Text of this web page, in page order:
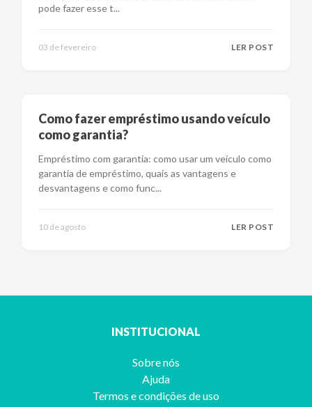
pode fazer esse t...
03 de fevereiro LER POST
Como fazer empréstimo usando veículo
como garantia?
Empréstimo com garantia: como usar um veículo como
garantia de empréstimo, quais as vantagens e
desvantagens e como func...
10 de agosto LER POST
INSTITUCIONAL
Sobre nós
Ajuda
Termos e condições de uso